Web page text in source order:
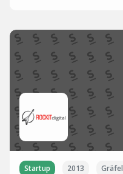
Startup 2013